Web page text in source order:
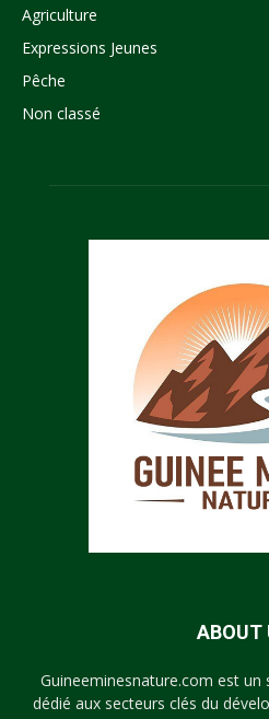
Agriculture
Expressions Jeunes
Pêche
Non classé
ABOUT
Guineeminesnature.com est
dédié aux secteurs clés du